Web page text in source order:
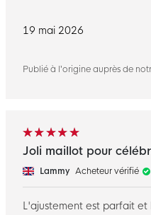
19 mai 2026
Publié à l’origine auprès de
Joli maillot pour
Lammy Acheteur vérifié
L'ajustement est parfait